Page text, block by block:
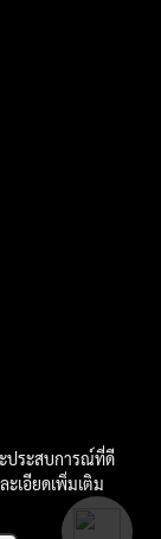
ประสบการณ์ที่ดี
ะเอียดเพิ่มเติม